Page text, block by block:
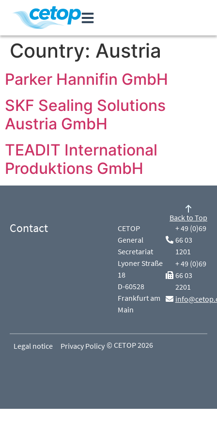
Country: Austria
Parker Hannifin GmbH
SKF Sealing Solutions
Austria GmbH
TEADIT International
Produktions GmbH
Contact
CETOP
General
Secretariat
Lyoner Straße
18
D-60528
Frankfurt am
Main
+ 49 (0)69
66 03
1201
+ 49 (0)69
66 03
2201
Back to Top
Legal notice Privacy Policy © CETOP 2026